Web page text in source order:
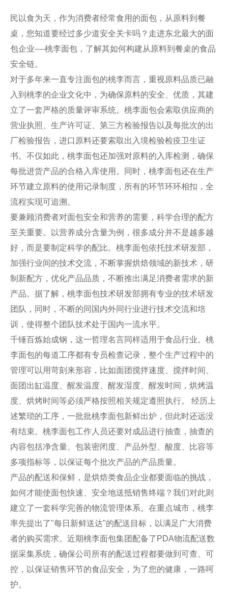
民以食为天，作为消费者经常食用的面包，从原料到餐
桌，您知道要经过多少道安全关卡吗？走进东北最大的面
包企业----桃李面包，了解其如何构建从原料到餐桌的食品
安全链。
对于多年来一直专注面包的桃李而言，重视原料品质已融
入到桃李的企业文化中，为确保原料的安全、优质，其建
立了一套严格的质量评审系统。桃李面包会索取供应商的
营业执照、生产许可证、第三方检验报告以及每批次的出
厂检验报告，进口原料还要索取出入境检验检疫卫生证
书。不仅如此，桃李面包还加强对原料的入库检测，确保
每批进货产品的合格入库使用。同时，桃李面包还在生产
环节建立原料的使用记录制度，所有的环节环环相扣，全
流程实现可追溯。
要兼顾消费者对面包安全和营养的需要，科学合理的配方
至关重要。以营养成分含量为例，很多成分并不是越多越
好，而是要制定科学的配比。桃李面包依托技术研发部，
加强行业间的技术交流，不断掌握烘焙领域的新技术，研
制新配方，优化产品品质，不断推出满足消费者需求的新
产品。据了解，桃李面包技术研发部拥有专业的技术研发
团队，同时，不断的同国内外同行业进行技术交流和培
训，使得整个团队技术处于国内一流水平。
千锤百炼始成钢，这一哲理名言同样适用于食品行业。桃
李面包的每道工序都有专员检查记录，整个生产过程中的
管理可以用苛刻来形容，比如面团搅拌速度、搅拌时间、
面团出缸温度、醒发温度、醒发湿度、醒发时间，烘烤温
度、烘烤时间等必须严格按照相关规定遵照执行。 经历上
述繁琐的工序，一批批桃李面包新鲜出炉，但此时还远没
有结束。桃李面包工作人员还要对成品进行抽查，抽查的
内容包括净含量、包装密闭度、产品外型、酸度、比容等
多项指标等，以保证每个批次产品的产品质量。
产品的配送和保鲜，是烘焙类食品企业都要面临的挑战，
如何才能使面包快速、安全地送抵销售终端？我们对此则
建立了一套科学完善的物流管理体系。在重点城市，桃李
率先提出了"每日新鲜送达"的配送目标，以满足广大消费
者的购买需求。近期桃李面包集团配备了PDA物流配送数
据采集系统，确保公司所有的配送过程都要做到可查、可
控，以保证销售环节的食品安全，为了您的健康，一路呵
护。